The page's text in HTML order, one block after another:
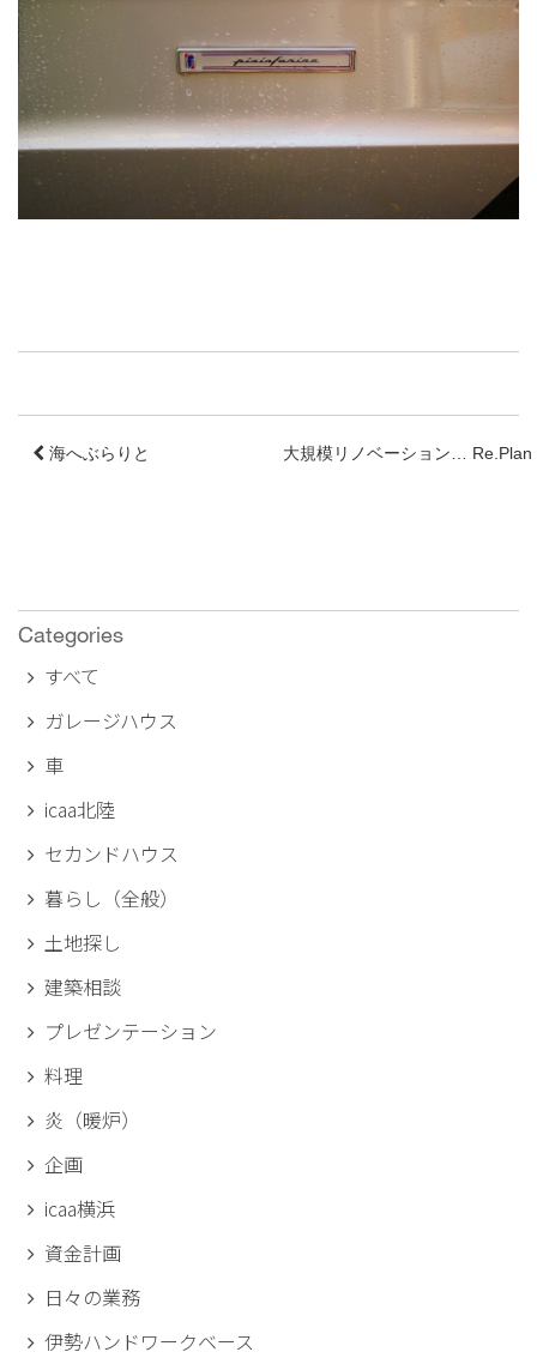
海へぶらりと 大規模リノベーション… Re.Plan
Categories
すべて
ガレージハウス
車
icaa北陸
セカンドハウス
暮らし（全般）
土地探し
建築相談
プレゼンテーション
料理
炎（暖炉）
企画
icaa横浜
資金計画
日々の業務
伊勢ハンドワークベース